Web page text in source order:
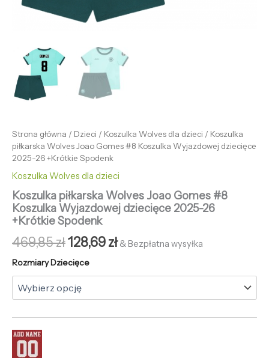
Strona główna / Dzieci / Koszulka Wolves dla dzieci / Koszulka
piłkarska Wolves Joao Gomes #8 Koszulka Wyjazdowej dziecięce
2025-26 +Krótkie Spodenk
Koszulka Wolves dla dzieci
Koszulka piłkarska Wolves Joao Gomes #8
Koszulka Wyjazdowej dziecięce 2025-26
+Krótkie Spodenk
469,85zł128,69zł & Bezpłatna wysyłka
Rozmiary Dziecięce